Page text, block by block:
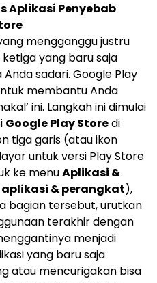
Aplikasi Penyebab
mengganggu justru
yang baru saja
sadari. Google Play
membantu Anda
ini. Langkah ini dimulai
Google Play Storedi
tiga garis (atau ikon
untuk versi Play Store
ke menuAplikasi &
aplikasi & perangkat),
bagian tersebut, urutkan
terakhir dengan
menjadi
yang baru saja
atau mencurigakan bisa